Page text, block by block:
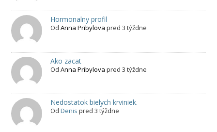
Hormonalny profil
Od Anna Pribylova pred 3 týždne
Ako zacat
Od Anna Pribylova pred 3 týždne
Nedostatok bielych krviniek.
Od Denis pred 3 týždne